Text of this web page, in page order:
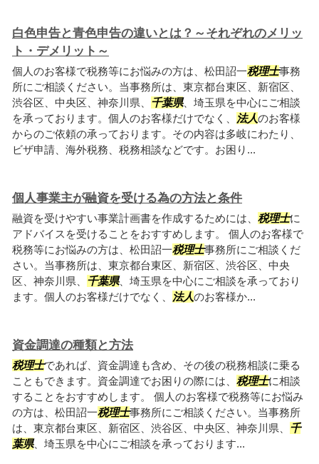
白色申告と青色申告の違いとは？～それぞれのメリッ
ト・デメリット～
個人のお客様で税務等にお悩みの方は、松田詔一税理士事務
所にご相談ください。当事務所は、東京都台東区、新宿区、
渋谷区、中央区、神奈川県、 千葉県、埼玉県を中心にご相談
を承っております。個人のお客様だけでなく、
法人のお客様
からのご依頼の承っております。その内容は多岐にわたり、
ビザ申請、海外税務、税務相談などです。お困り...
個人事業主が融資を受ける為の方法と条件
融資を受けやすい事業計画書を作成するためには、 税理士に
アドバイスを受けることをおすすめします。 個人のお客様で
税務等にお悩みの方は、松田詔一税理士事務所にご相談くだ
さい。当事務所は、東京都台東区、新宿区、渋谷区、中央
区、神奈川県、 千葉県、埼玉県を中心にご相談を承っており
ます。個人のお客様だけでなく、
法人のお客様か...
資金調達の種類と方法
税理士であれば、資金調達も含め、その後の税務相談に乗る
こともできます。資金調達でお困りの際には、 税理士に相談
することをおすすめします。 個人のお客様で税務等にお悩み
の方は、松田詔一税理士事務所にご相談ください。当事務所
は、東京都台東区、新宿区、渋谷区、中央区、神奈川県、 千
葉県、埼玉県を中心にご相談を承っております...